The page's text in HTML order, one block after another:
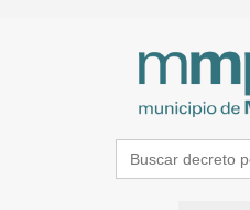
Search
for: